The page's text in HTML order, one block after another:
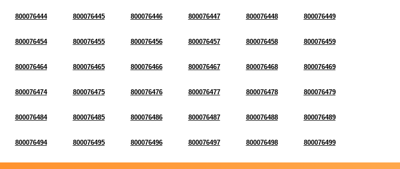
800076444 800076445 800076446 800076447 800076448 800076449
800076454 800076455 800076456 800076457 800076458 800076459
800076464 800076465 800076466 800076467 800076468 800076469
800076474 800076475 800076476 800076477 800076478 800076479
800076484 800076485 800076486 800076487 800076488 800076489
800076494 800076495 800076496 800076497 800076498 800076499